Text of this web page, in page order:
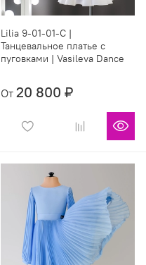
Lilia 9-01-01-C |
Танцевальное платье с
пуговками | Vasileva Dance
От 20 800 ₽